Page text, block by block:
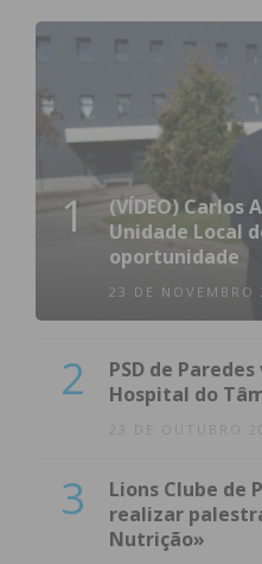
1
(VÍDEO) Carlos
Unidade Local
oportunidade
23 DE NOVEMBRO
2
PSD de
Hospital do
23 DE OUTUBRO
3
Lions Clube de
realizar
Nutrição»